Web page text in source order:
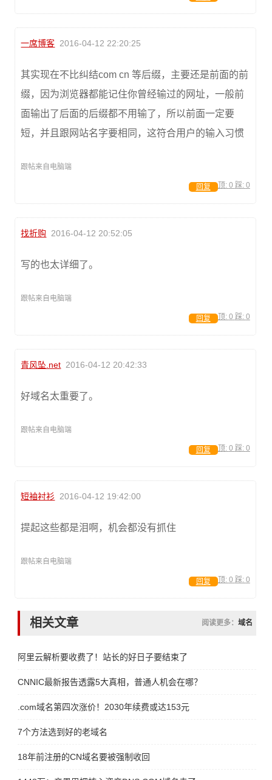
一席博客 2016-04-12 22:20:25
其实现在不比纠结com cn 等后缀，主要还是前面的前
缀，因为浏览器都能记住你曾经输过的网址，一般前
面输出了后面的后缀都不用输了，所以前面一定要
短，并且跟网站名字要相同，这符合用户的输入习惯
跟帖来自电脑端
顶: 0 踩: 0
回复
找折购 2016-04-12 20:52:05
写的也太详细了。
跟帖来自电脑端
顶: 0 踩: 0
回复
青风坠.net 2016-04-12 20:42:33
好域名太重要了。
跟帖来自电脑端
顶: 0 踩: 0
回复
短袖衬衫 2016-04-12 19:42:00
提起这些都是泪啊，机会都没有抓住
跟帖来自电脑端
顶: 0 踩: 0
回复
相关文章 阅读更多： 域名
阿里云解析要收费了！站长的好日子要结束了
CNNIC最新报告透露5大真相，普通人机会在哪？
.com域名第四次涨价！2030年续费或达153元
7个方法选到好的老域名
18年前注册的CN域名要被强制收回